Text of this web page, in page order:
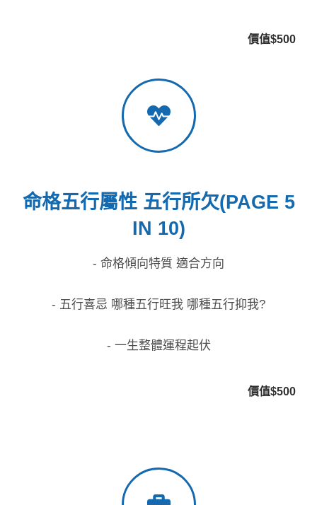
價值$500
命格五行屬性 五行所欠(PAGE 5
IN 10)
- 命格傾向特質 適合方向
- 五行喜忌 哪種五行旺我 哪種五行抑我?
- 一生整體運程起伏
價值$500